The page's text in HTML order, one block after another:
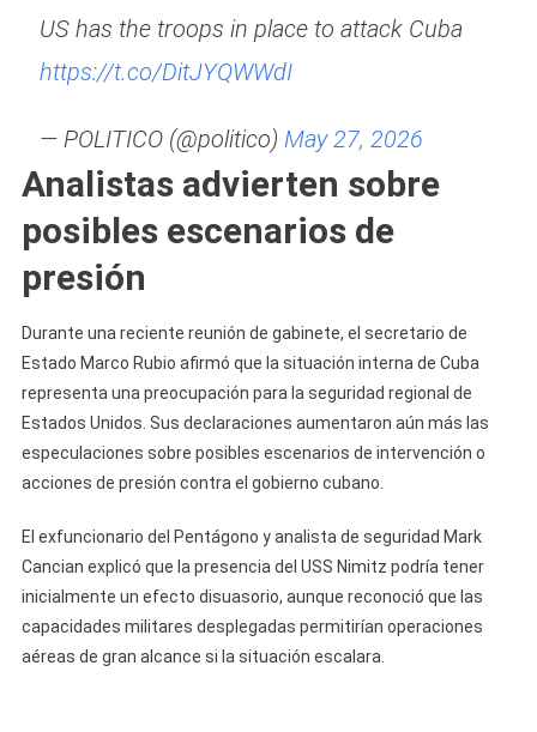
US has the troops in place to attack Cuba
https://t.co/DitJYQWWdI
— POLITICO (@politico) May 27, 2026
Analistas advierten sobre
posibles escenarios de
presión
Durante una reciente reunión de gabinete, el secretario de
Estado Marco Rubio afirmó que la situación interna de Cuba
representa una preocupación para la seguridad regional de
Estados Unidos. Sus declaraciones aumentaron aún más las
especulaciones sobre posibles escenarios de intervención o
acciones de presión contra el gobierno cubano.
El exfuncionario del Pentágono y analista de seguridad Mark
Cancian explicó que la presencia del USS Nimitz podría tener
inicialmente un efecto disuasorio, aunque reconoció que las
capacidades militares desplegadas permitirían operaciones
aéreas de gran alcance si la situación escalara.